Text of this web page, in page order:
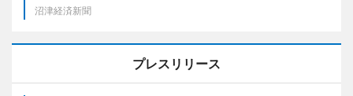
沼津経済新聞
プレスリリース